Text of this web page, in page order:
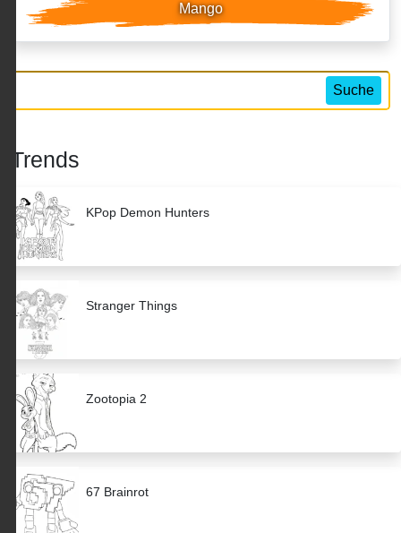
Mango
Suche
Trends
KPop Demon Hunters
Stranger Things
Zootopia 2
67 Brainrot